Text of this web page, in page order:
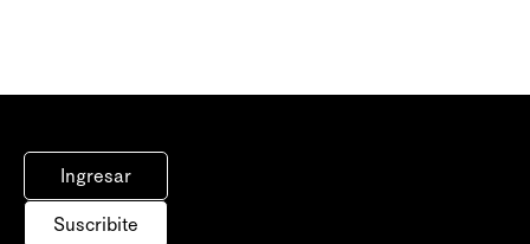
Ingresar
Suscribite